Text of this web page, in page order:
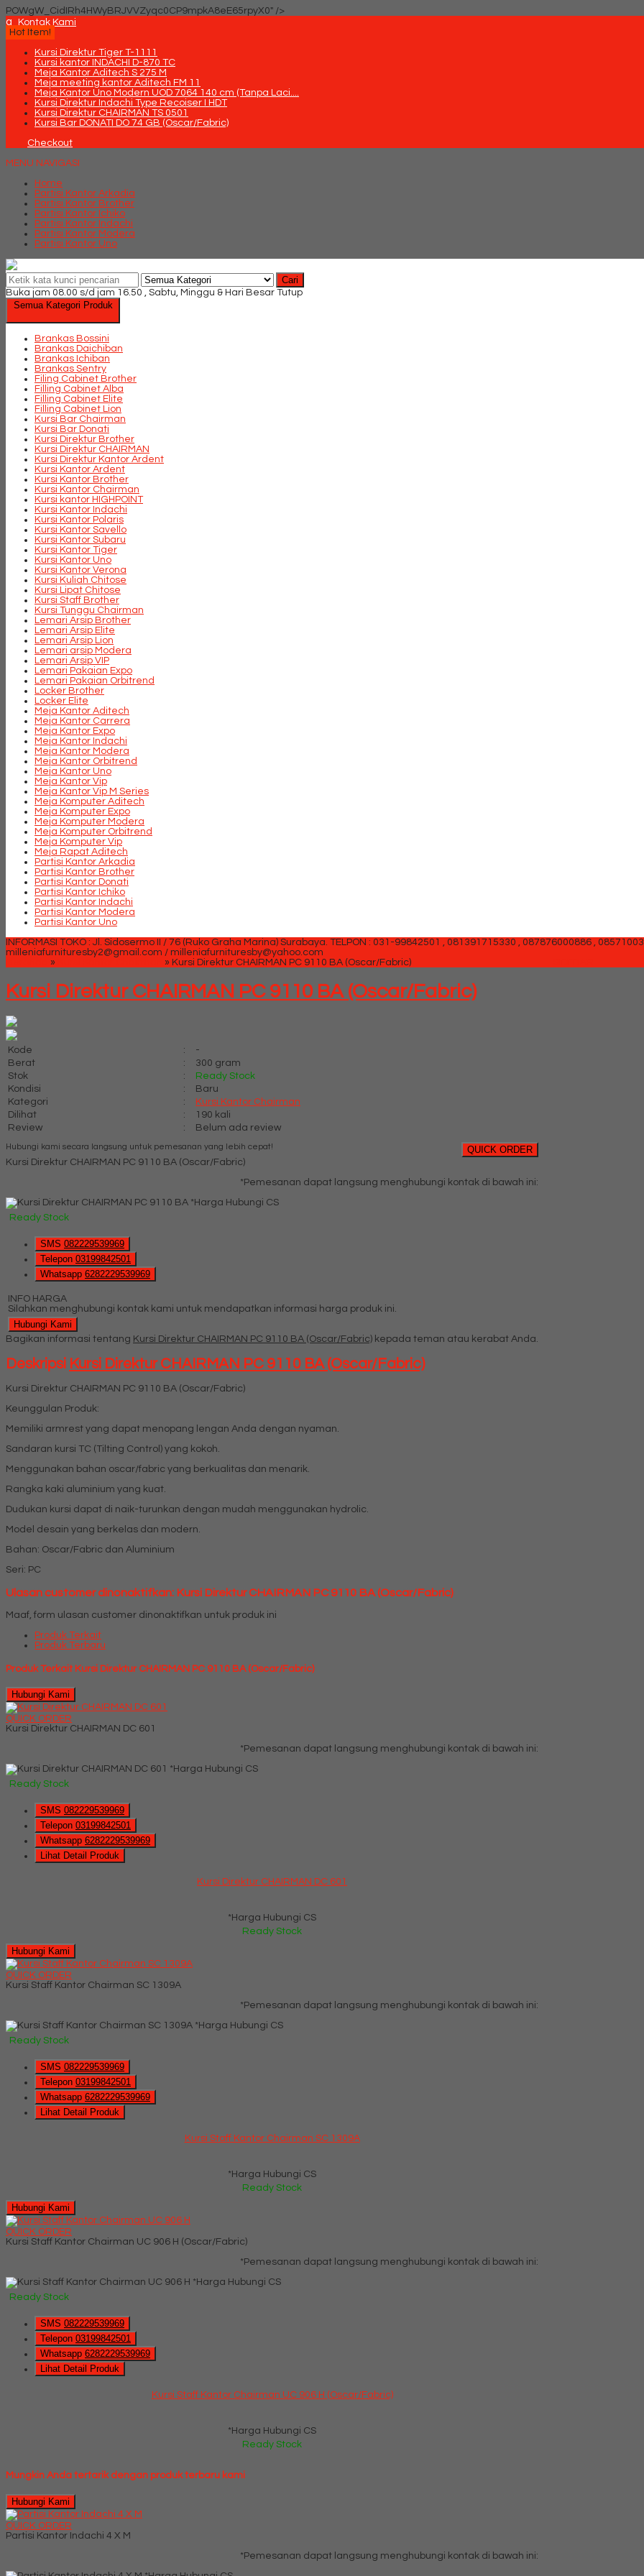
POWgW_CidIRh4HWyBRJVVZyqc0CP9mpkA8eE65rpyX0" />
q
Kontak Kami
Hot Item!
Kursi Direktur Tiger T-1111
Kursi kantor INDACHI D-870 TC
Meja Kantor Aditech S 275 M
Meja meeting kantor Aditech FM 11
Meja Kantor Uno Modern UOD 7064 140 cm (Tanpa Laci....
Kursi Direktur Indachi Type Recoiser I HDT
Kursi Direktur CHAIRMAN TS 0501
Kursi Bar DONATI DO 74 GB (Oscar/Fabric)
Checkout
MENU NAVIGASI
Home
Partisi Kantor Arkadia
Partisi Kantor Brother
Partisi Kantor Ichiko
Partisi Kantor Indachi
Partisi Kantor Modera
Partisi Kantor Uno
Cari
Buka jam 08.00 s/d jam 16.50 , Sabtu, Minggu & Hari Besar Tutup
Semua Kategori Produk
Brankas Bossini
Brankas Daichiban
Brankas Ichiban
Brankas Sentry
Filing Cabinet Brother
Filling Cabinet Alba
Filling Cabinet Elite
Filling Cabinet Lion
Kursi Bar Chairman
Kursi Bar Donati
Kursi Direktur Brother
Kursi Direktur CHAIRMAN
Kursi Direktur Kantor Ardent
Kursi Kantor Ardent
Kursi Kantor Brother
Kursi Kantor Chairman
Kursi kantor HIGHPOINT
Kursi Kantor Indachi
Kursi Kantor Polaris
Kursi Kantor Savello
Kursi Kantor Subaru
Kursi Kantor Tiger
Kursi Kantor Uno
Kursi Kantor Verona
Kursi Kuliah Chitose
Kursi Lipat Chitose
Kursi Staff Brother
Kursi Tunggu Chairman
Lemari Arsip Brother
Lemari Arsip Elite
Lemari Arsip Lion
Lemari arsip Modera
Lemari Arsip VIP
Lemari Pakaian Expo
Lemari Pakaian Orbitrend
Locker Brother
Locker Elite
Meja Kantor Aditech
Meja Kantor Carrera
Meja Kantor Expo
Meja Kantor Indachi
Meja Kantor Modera
Meja Kantor Orbitrend
Meja Kantor Uno
Meja Kantor Vip
Meja Kantor Vip M Series
Meja Komputer Aditech
Meja Komputer Expo
Meja Komputer Modera
Meja Komputer Orbitrend
Meja Komputer Vip
Meja Rapat Aditech
Partisi Kantor Arkadia
Partisi Kantor Brother
Partisi Kantor Donati
Partisi Kantor Ichiko
Partisi Kantor Indachi
Partisi Kantor Modera
Partisi Kantor Uno
INFORMASI TOKO : Jl. Sidosermo II / 76 (Ruko Graha Marina) Surabaya. TELPON : 031-99842501 , 081391715330 , 087876000886 ,
milleniafurnituresby2@gmail.com / milleniafurnituresby@yahoo.com
» » Kursi Direktur CHAIRMAN PC 9110 BA (Oscar/Fabric)
Kursi Direktur CHAIRMAN PC 9110 BA (Oscar/Fabric)
Kode :
-
Berat
:
300 gram
Stok
:
Ready Stock
Kondisi
:
Baru
Kategori
:
Kursi Kantor Chairman
Dilihat
:
190 kali
Review
: Belum ada review
QUICK ORDER
Hubungi kami secara langsung untuk pemesanan yang lebih cepat!
Kursi Direktur CHAIRMAN PC 9110 BA (Oscar/Fabric)
*Pemesanan dapat langsung menghubungi kontak di bawah ini:
*Harga Hubungi CS
Ready Stock
SMS 082229539969
Telepon 03199842501
Whatsapp 6282229539969
INFO HARGA
Silahkan menghubungi kontak kami untuk mendapatkan informasi harga produk ini.
Hubungi Kami
Bagikan informasi tentang Kursi Direktur CHAIRMAN PC 9110 BA (Oscar/Fabric) kepada teman atau kerabat Anda.
Deskripsi Kursi Direktur CHAIRMAN PC 9110 BA (Oscar/Fabric)
Kursi Direktur CHAIRMAN PC 9110 BA (Oscar/Fabric)
Keunggulan Produk:
Memiliki armrest yang dapat menopang lengan Anda dengan nyaman.
Sandaran kursi TC (Tilting Control) yang kokoh.
Menggunakan bahan oscar/fabric yang berkualitas dan menarik.
Rangka kaki aluminium yang kuat.
Dudukan kursi dapat di naik-turunkan dengan mudah menggunakan hydrolic.
Model desain yang berkelas dan modern.
Bahan: Oscar/Fabric dan Aluminium
Seri: PC
Ulasan customer dinonaktifkan: Kursi Direktur CHAIRMAN PC 9110 BA (Oscar/Fabric)
Maaf, form ulasan customer dinonaktifkan untuk produk ini
Produk Terkait
Produk Terbaru
Produk Terkait Kursi Direktur CHAIRMAN PC 9110 BA (Oscar/Fabric)
Hubungi Kami
QUICK ORDER
Kursi Direktur CHAIRMAN DC 601
*Pemesanan dapat langsung menghubungi kontak di bawah ini:
*Harga Hubungi CS
Ready Stock
SMS 082229539969
Telepon 03199842501
Whatsapp 6282229539969
Lihat Detail Produk
Kursi Direktur CHAIRMAN DC 601
*Harga Hubungi CS
Ready Stock
Hubungi Kami
QUICK ORDER
Kursi Staff Kantor Chairman SC 1309A
*Pemesanan dapat langsung menghubungi kontak di bawah ini:
*Harga Hubungi CS
Ready Stock
SMS 082229539969
Telepon 03199842501
Whatsapp 6282229539969
Lihat Detail Produk
Kursi Staff Kantor Chairman SC 1309A
*Harga Hubungi CS
Ready Stock
Hubungi Kami
QUICK ORDER
Kursi Staff Kantor Chairman UC 906 H (Oscar/Fabric)
*Pemesanan dapat langsung menghubungi kontak di bawah ini:
*Harga Hubungi CS
Ready Stock
SMS 082229539969
Telepon 03199842501
Whatsapp 6282229539969
Lihat Detail Produk
Kursi Staff Kantor Chairman UC 906 H (Oscar/Fabric)
*Harga Hubungi CS
Ready Stock
Mungkin Anda tertarik dengan produk terbaru kami
Hubungi Kami
QUICK ORDER
Partisi Kantor Indachi 4 X M
*Pemesanan dapat langsung menghubungi kontak di bawah ini: